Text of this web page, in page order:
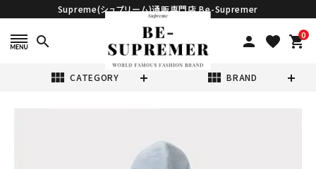
Supreme(シュプリーム)通販専門店 Be-Supremer
search person favorite 0
shopping_cart
view_module CATEGORY view_module BRAND